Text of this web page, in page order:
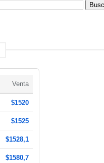
Venta
$1520
$1525
$1528,1
$1580,7